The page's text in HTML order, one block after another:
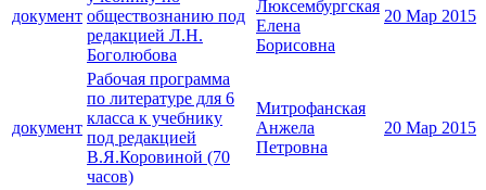
документ обществознанию под
редакцией Л.Н.
Боголюбова
Люксембургская
Елена
Борисовна
20 Мар 2015
документ
Рабочая программа
по литературе для 6
класса к учебнику
под редакцией
В.Я.Коровиной (70
часов)
Митрофанская
Анжела
Петровна
20 Мар 2015